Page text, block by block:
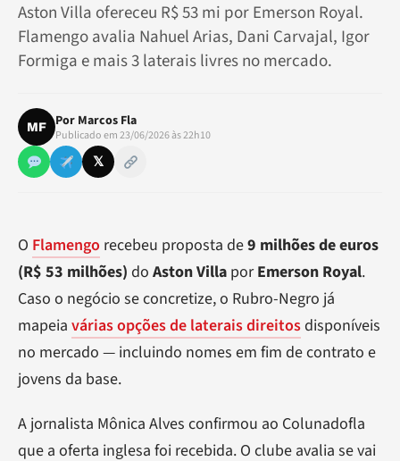
Aston Villa ofereceu R$ 53 mi por Emerson Royal.
Flamengo avalia Nahuel Arias, Dani Carvajal, Igor
Formiga e mais 3 laterais livres no mercado.
MF Por Marcos Fla
Publicado em 23/06/2026 às 22h10
𝕏
O Flamengo recebeu proposta de9 milhões de euros
(R$ 53 milhões) do Aston Villa porEmerson Royal.
Caso o negócio se concretize, o Rubro-Negro já
mapeia várias opções de laterais direitos disponíveis
no mercado — incluindo nomes em fim de contrato e
jovens da base.
A jornalista Mônica Alves confirmou ao Colunadofla
que a oferta inglesa foi recebida. O clube avalia se vai